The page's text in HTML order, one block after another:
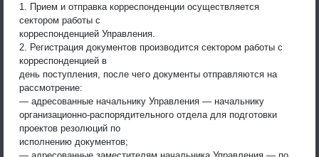
1. Прием и отправка корреспонденции осуществляется
сектором работы с
корреспонденцией Управления.
2. Регистрация документов производится сектором работы с
корреспонденцией в
день поступления, после чего документы отправляются на
рассмотрение:
— адресованные начальнику Управления — начальнику
организационно-распорядительного отдела для подготовки
проектов резолюций по
исполнению документов;
— адресованные заместителям начальника Управления — по